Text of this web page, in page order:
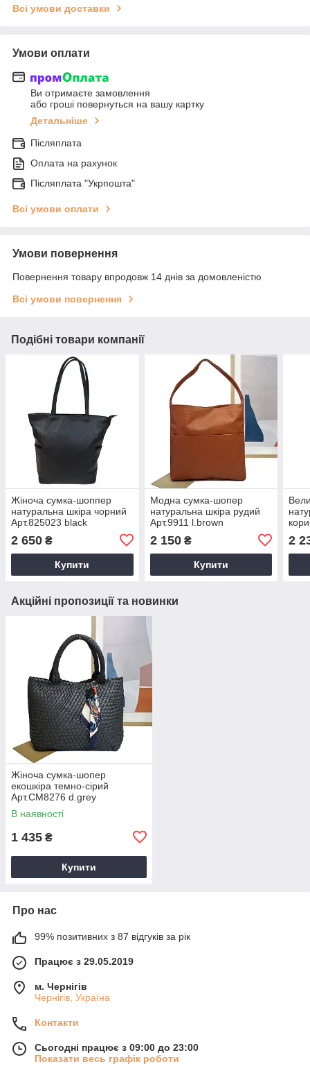
Всі умови доставки
Умови оплати
Ви отримаєте замовлення
або гроші повернуться на вашу картку
Детальніше
Післяплата
Оплата на рахунок
Післяплата "Укрпошта"
Всі умови оплати
Умови повернення
Повернення товару впродовж 14 днів за домовленістю
Всі умови повернення
Подібні товари компанії
Жіноча сумка-шоппер
натуральна шкіра чорний
Арт.825023 black
2 650 ₴
Купити
Модна сумка-шопер
натуральна шкіра рудий
Арт.9911 l.brown
(Китай)
2 150₴
Купити
—
2
Акційні пропозиції та новинки
Жіноча сумка-шопер
екошкіра темно-сірий
Арт.CM8276 d.grey
DavidJones Французька
В наявності
1 435 ₴
Купити
Про нас
99% позитивних з 87 відгуків за рік
Працює з 29.05.2019
м. Чернігів
Чернігів, Україна
Контакти
Сьогодні працює з 09:00 до 23:00
Показати весь графік роботи